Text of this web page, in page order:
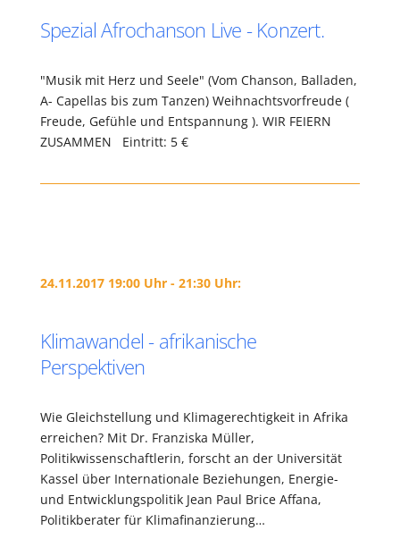
Spezial Afrochanson Live - Konzert.
"Musik mit Herz und Seele" (Vom Chanson, Balladen,
A- Capellas bis zum Tanzen) Weihnachtsvorfreude (
Freude, Gefühle und Entspannung ). WIR FEIERN
ZUSAMMEN Eintritt: 5 €
24.11.2017 19:00 Uhr - 21:30 Uhr:
Klimawandel - afrikanische
Perspektiven
Wie Gleichstellung und Klimagerechtigkeit in Afrika
erreichen? Mit Dr. Franziska Müller,
Politikwissenschaftlerin, forscht an der Universität
Kassel über Internationale Beziehungen, Energie-
und Entwicklungspolitik Jean Paul Brice Affana,
Politikberater für Klimafinanzierung…